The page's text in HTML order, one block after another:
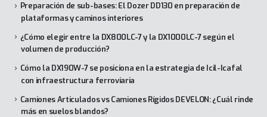
Preparación de sub-bases: El Dozer DD130 en preparación de
plataformas y caminos interiores
¿Cómo elegir entre la DX800LC-7 y la DX1000LC-7 según el
volumen de producción?
Cómo la DX190W-7 se posiciona en la estrategia de Icil-Icafal
con infraestructura ferroviaria
Camiones Articulados vs Camiones Rígidos DEVELON: ¿Cuál rinde
más en suelos blandos?